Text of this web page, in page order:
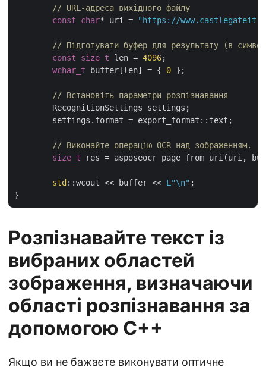
// URL-адреса вихідного файлу
const
char* uri = "https://
// Підготувати буфер для результату (в
const
size_t len = 4096;
wchar_t buffer[len] = { 0 };
// Встановіть параметри розпізнавання
// Виконайте операцію OCR над зображенням.
size_t res = asposeocr_page_from_uri(uri,
std ::wcout << buffer << L"\n" ;
Розпізнавайте текст із
вибраних областей
зображення, визначаючи
області розпізнавання за
допомогою C++
Якщо ви не бажаєте виконувати оптичне